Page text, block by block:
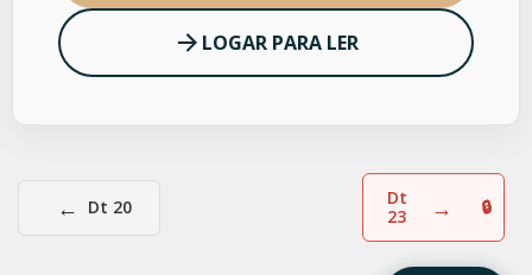
LOGAR PARA LER
← Dt 20
Dt
23
→